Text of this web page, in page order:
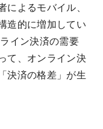
よるモバイル、
造的に増加してい
イン決済の需要
て、オンライン決
決済の格差」が生